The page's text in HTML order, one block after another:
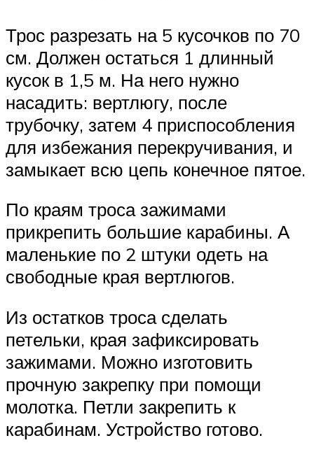
Трос разрезать на 5 кусочков по 70
см. Должен остаться 1 длинный
кусок в 1,5 м. На него нужно
насадить: вертлюгу, после
трубочку, затем 4 приспособления
для избежания перекручивания, и
замыкает всю цепь конечное пятое.
По краям троса зажимами
прикрепить большие карабины. А
маленькие по 2 штуки одеть на
свободные края вертлюгов.
Из остатков троса сделать
петельки, края зафиксировать
зажимами. Можно изготовить
прочную закрепку при помощи
молотка. Петли закрепить к
карабинам. Устройство готово.